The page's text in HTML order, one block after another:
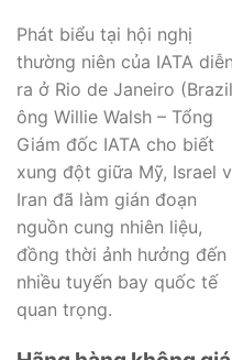
Phát biểu tại hội nghị
thường niên của IATA diễn
ra ở Rio de Janeiro
ông Willie Walsh – Tổng
Giám đốc IATA cho biết
xung đột giữa Mỹ, Israel
Iran đã làm gián đoạn
nguồn cung nhiên liệu,
đồng thời ảnh hưởng đến
nhiều tuyến bay quốc tế
quan trọng.